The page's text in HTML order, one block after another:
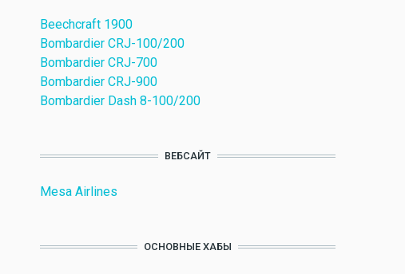
Beechcraft 1900
Bombardier CRJ-100/200
Bombardier CRJ-700
Bombardier CRJ-900
Bombardier Dash 8-100/200
ВЕБСАЙТ
Mesa Airlines
ОСНОВНЫЕ ХАБЫ